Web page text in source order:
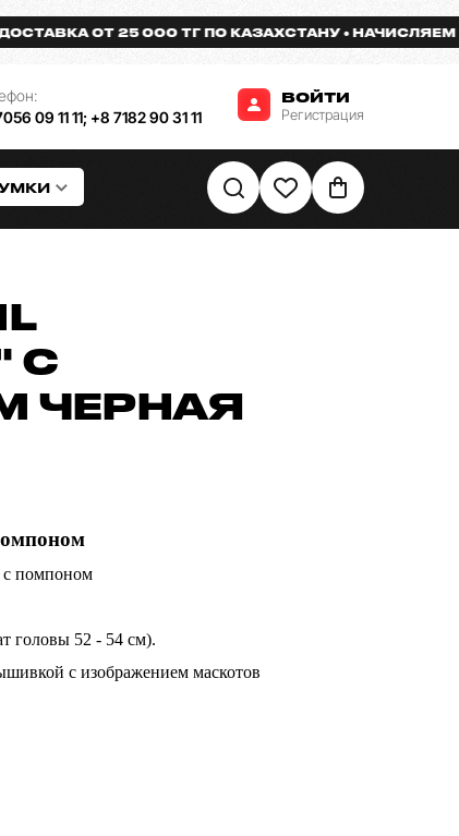
ОТ 25 000 ТГ ПО КАЗАХСТАНУ НАЧИСЛЯЕМ
09 11 11; +8 7182 90 31 11
ВОЙТИ
Регистрация
С
ЧЕРНАЯ
с помпоном
головы 52 - 54 см).
с изображением маскотов